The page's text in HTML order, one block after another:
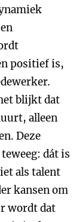
positief is,
blijkt dat
alleen
Deze
dát is
als talent
kansen om
wordt dat